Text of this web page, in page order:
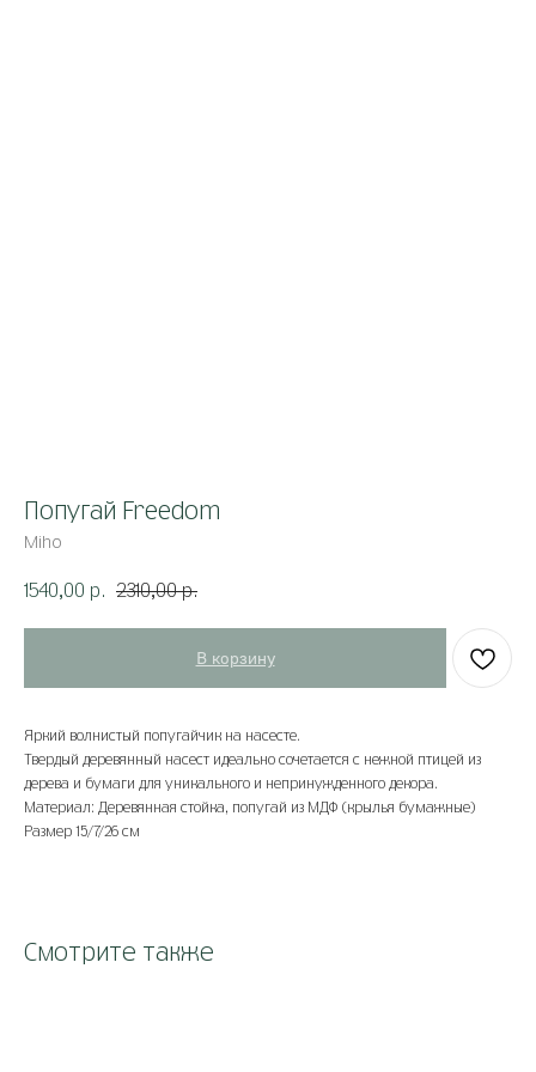
Попугай Freedom
Miho
1540,00 р. 2310,00 р.
В корзину
Яркий волнистый попугайчик на насесте.
Твердый деревянный насест идеально сочетается с нежной птицей из
дерева и бумаги для уникального и непринужденного декора.
Материал: Деревянная стойка, попугай из МДФ (крылья бумажные)
Размер 15/7/26 см
Смотрите также